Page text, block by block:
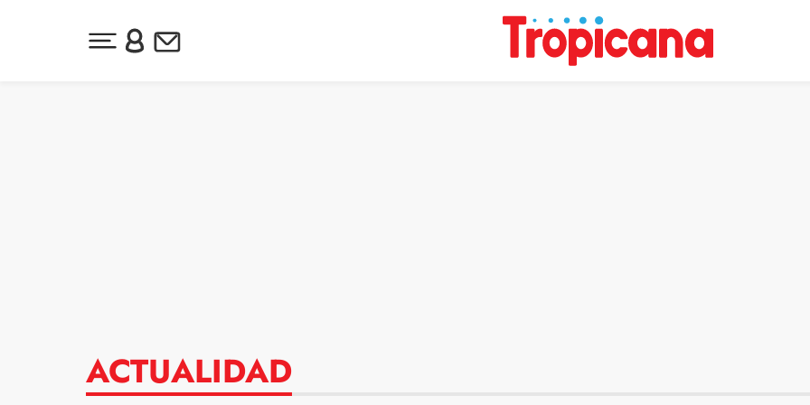
Desplegar menú principal
Inicia sesión o regístrate
Newsletter
ACTUALIDAD